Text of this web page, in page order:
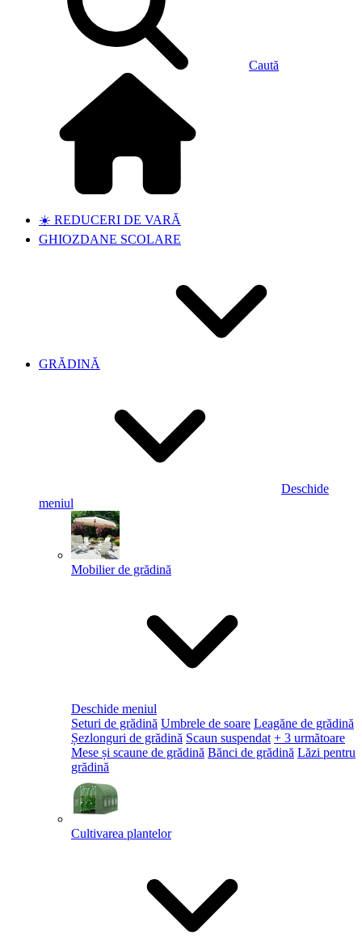
Caută
☀️ REDUCERI DE VARĂ
GHIOZDANE SCOLARE
GRĂDINĂ
Deschide
meniul
Mobilier de grădină
Deschide meniul
Seturi de grădină Umbrele de soare Leagăne de grădină
Șezlonguri de grădină Scaun suspendat + 3 următoare
Mese și scaune de grădină Bănci de grădină Lăzi pentru
grădină
Cultivarea plantelor